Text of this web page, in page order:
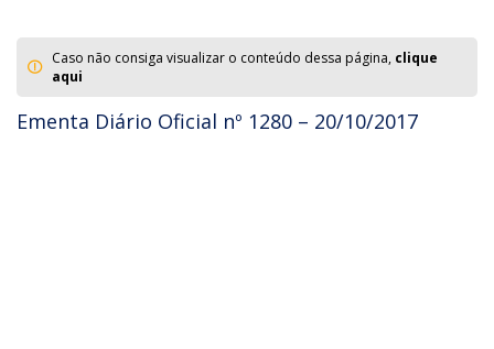
Caso não consiga visualizar o conteúdo dessa página, clique
aqui
Ementa Diário Oficial nº 1280 – 20/10/2017